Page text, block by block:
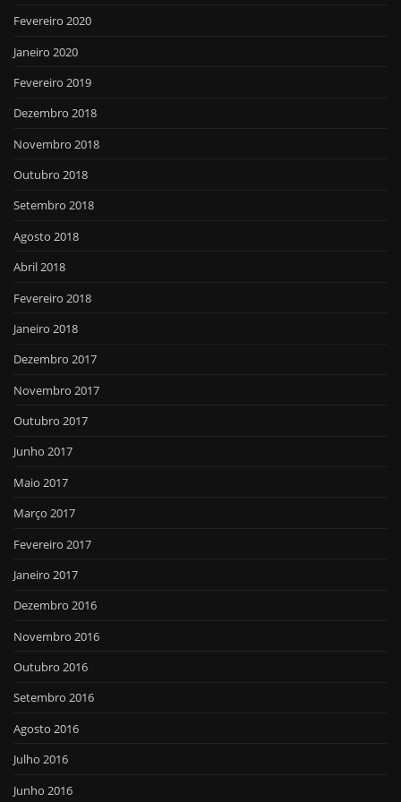
Fevereiro 2020
Janeiro 2020
Fevereiro 2019
Dezembro 2018
Novembro 2018
Outubro 2018
Setembro 2018
Agosto 2018
Abril 2018
Fevereiro 2018
Janeiro 2018
Dezembro 2017
Novembro 2017
Outubro 2017
Junho 2017
Maio 2017
Março 2017
Fevereiro 2017
Janeiro 2017
Dezembro 2016
Novembro 2016
Outubro 2016
Setembro 2016
Agosto 2016
Julho 2016
Junho 2016